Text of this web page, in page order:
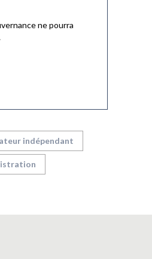
ne pourra
indépendant